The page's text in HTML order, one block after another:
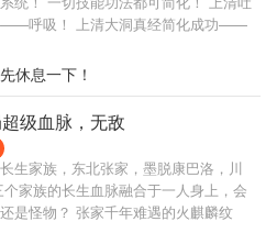
——呼吸！ 上清大洞真经简化成功——
真诀在林洛面前变得纯粹，简单！ 九
小天师了吗？我徒弟！ 四目：一休，让
当丫鬟，你不亏！ 千鹤：什么！我又
好，这次我有通天代！阿洛救我！ 半
一张灵符命鬼神。 脚踏阴阳八卦步，
。 挥泪洒酒英灵地，道气长存天地
犹在，不见当年林道人！ 万界祖师九
——林洛！ —iii—
休息一下！
级血脉，无敌
生家族，东北张家，墨脱康巴洛，川
家族的长生血脉融合于一人身上，会
是怪物？ 张家千年难遇的火麒麟纹